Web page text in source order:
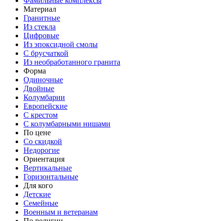
Материал
Гранитные
Из стекла
Цифровые
Из эпоксидной смолы
С брусчаткой
Из необработанного гранита
Форма
Одиночные
Двойные
Колумбарии
Европейские
С крестом
С колумбарными нишами
По цене
Со скидкой
Недорогие
Ориентация
Вертикальные
Горизонтальные
Для кого
Детские
Семейные
Военным и ветеранам